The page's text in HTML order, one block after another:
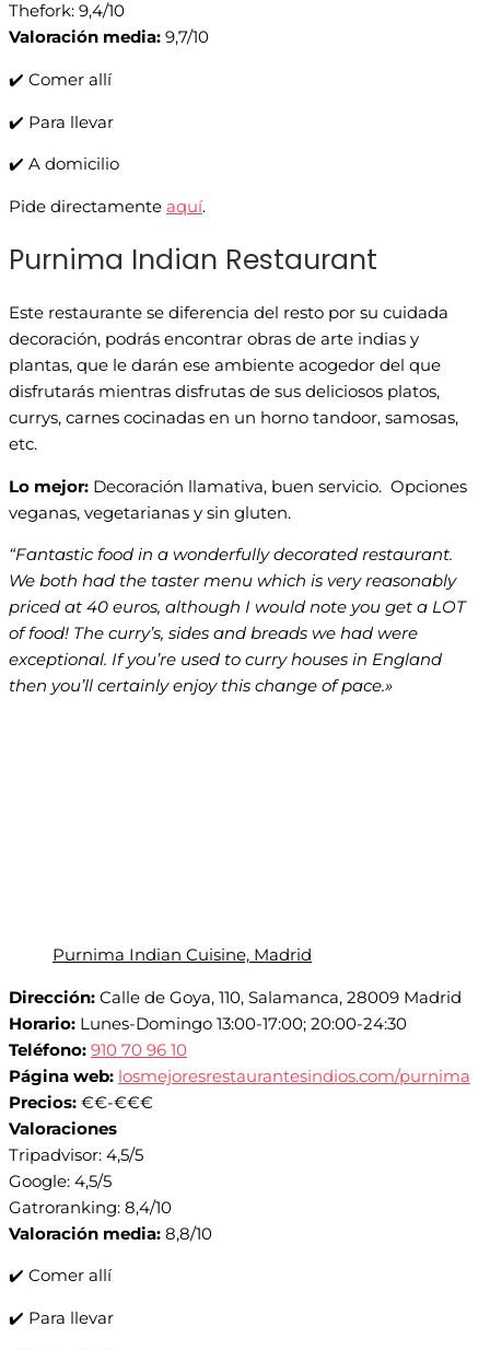
Thefork: 9,4/10
Valoración media: 9,7/10
✔️ Comer allí
✔️ Para llevar
✔️ A domicilio
Pide directamente aquí.
Purnima Indian Restaurant
Este restaurante se diferencia del resto por su cuidada
decoración, podrás encontrar obras de arte indias y
plantas, que le darán ese ambiente acogedor del que
disfrutarás mientras disfrutas de sus deliciosos platos,
currys, carnes cocinadas en un horno tandoor, samosas,
etc.
Lo mejor: Decoración llamativa, buen servicio. Opciones
veganas, vegetarianas y sin gluten.
“Fantastic food in a wonderfully decorated restaurant.
We both had the taster menu which is very reasonably
priced at 40 euros, although I would note you get a LOT
of food! The curry’s, sides and breads we had were
exceptional. If you’re used to curry houses in England
then you’ll certainly enjoy this change of pace.»
Purnima Indian Cuisine, Madrid
Dirección: Calle de Goya, 110, Salamanca, 28009 Madrid
Horario: Lunes-Domingo 13:00-17:00; 20:00-24:30
Teléfono: 910 70 96 10
Página web: losmejoresrestaurantesindios.com/purnima
Precios: €€-€€€
Valoraciones
Tripadvisor: 4,5/5
Google: 4,5/5
Gatroranking: 8,4/10
Valoración media: 8,8/10
✔️ Comer allí
✔️ Para llevar